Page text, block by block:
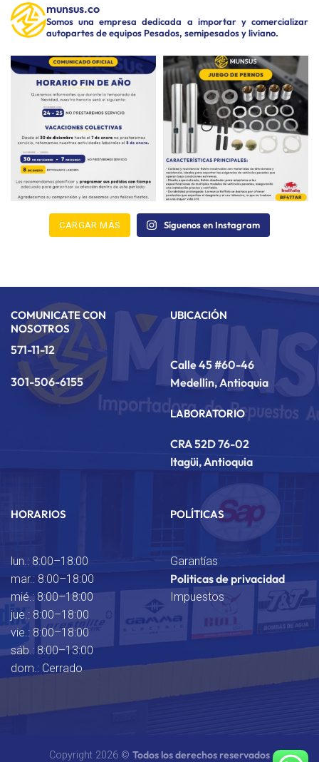
munsus.co
Somos una empresa dedicada a importar y comercializar
autopartes de equipos Pesados, semipesados y liviano.
CARGAR MÁS Síguenos en Instagram
COMUNICATE CON
NOSOTROS
571-11-12
301-506-6155
UBICACIÓN
Calle 45 #60-46
Medellín, Antioquia
LABORATORIO
CRA 52D 76-02
Itagüi, Antioquia
HORARIOS
lun.: 8:00–18:00
mar.: 8:00–18:00
mié.: 8:00–18:00
jue.: 8:00–18:00
vie.: 8:00–18:00
sáb.: 8:00–13:00
dom.: Cerrado
POLÍTICAS
Garantías
Politicas de privacidad
Impuestos
Copyright 2026 © Todos los derechos reservados